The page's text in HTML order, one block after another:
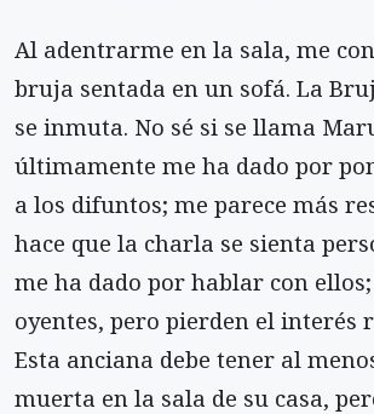
Al adentrarme en la sala, me
bruja sentada en un sofá. La
se inmuta. No sé si se llama
últimamente me ha dado por
a los difuntos; me parece más
hace que la charla se sienta
me ha dado por hablar con
oyentes, pero pierden el interés
Esta anciana debe tener al
muerta en la sala de su casa,